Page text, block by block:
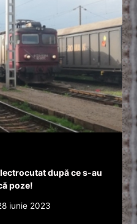
după ce s-au
poze!
iunie 2023